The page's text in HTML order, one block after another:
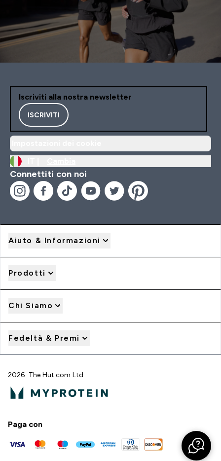
Iscriviti alla nostra newsletter
ISCRIVITI
Connettiti con noi
Aiuto & Informazioni
Prodotti
Chi Siamo
Fedeltà & Premi
2026 The Hut.com Ltd
Paga con